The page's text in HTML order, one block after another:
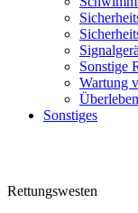
Sonstige
Wartung
Sonstiges
Rettungswesten